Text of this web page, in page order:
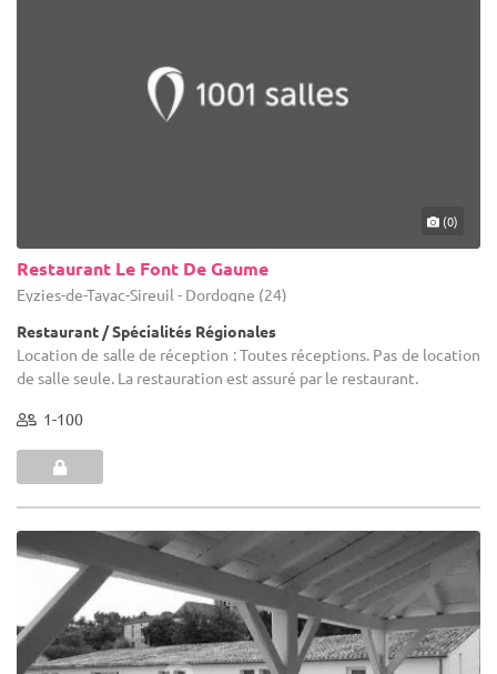
(0)
Restaurant Le Font De Gaume
Eyzies-de-Tayac-Sireuil - Dordogne (24)
Restaurant / Spécialités Régionales
Location de salle de réception : Toutes réceptions. Pas de location
de salle seule. La restauration est assuré par le restaurant.
1-100